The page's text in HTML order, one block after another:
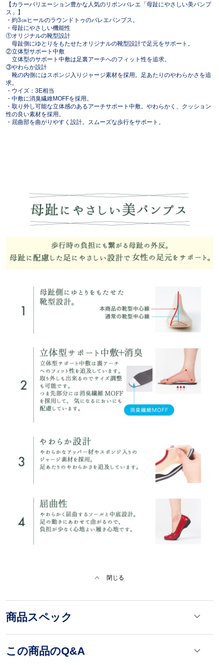
【カラーバリエーション豊かな人気のリボンバレエ「母趾にやさしい美パンプ
ス」】
・約3㎝ヒールのラウンドトゥのバレエパンプス。
・母趾にやさしい機能性
①オリジナルの靴型設計
母趾側にゆとりをもたせたオリジナルの靴型設計で足元をサポート。
②立体型サポート中敷
立体型のサポート中敷は足裏アーチへのフィット性を追求。
③やわらか設計
靴の内側にはスポンジ入りジャージ素材を採用。足あたりのやわらかさを追
求。
・ウイズ：3E相当
・中敷に消臭繊維MOFFを採用。
・取り外し可能な立体感のあるアーチサポート中敷。やわらかく、クッション
性の良い素材を採用。
・屈曲部を曲がりやすく設計。スムーズな歩行をサポート。
閉じる
商品スペック
この商品のQ&A